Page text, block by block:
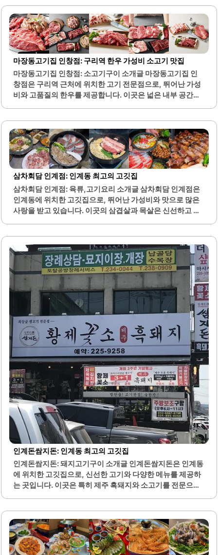
없으며, 가격 또한 합리적이어서 많은 손님들이 만족하고 있
습니다.또한, 밑반찬과 된장밥도 맛있어 고기와 함께 즐기기
에 좋습니다. 사장님과 직원들은 친절하며, 고객을 위한 세심
한 배려가 돋보입니다. 이곳은 예약을 통해 대기 없이 편리하
게 식사를 할 수 있는 점도 장점입니다.특히, 모든 반찬과 냉
면 소스는 사장님이 직접 만드신다고 하여 더욱 신뢰할 수 있
습니다. 홍대장소고기집 본점은 가족, 친구와 함께 방문하기
에 적합한 장소로, 특별한 날의 기념일이나 소중한 모임에 적
합합니다. 고기의 품질과 맛, 그리고..
마장동고기집 인창점: 구리역 한우 가성비 소고기 맛집
마장동고기집 인창점: 소고기구이 소개글 마장동고기집 인
창점은 구리역 근처에 위치한 고기 전문점으로, 뛰어난 가성
비와 고품질의 한우를 제공합니다. 이곳은 넓은 내부 공간을
프바에서 다양한 밑반찬을 즐길 수 있습니다.사장님의 친절
한 서비스는 식사 경험을 더욱 쾌적하게 만들어 주며, 주차 공
간도 마련되어 있어 방문이 용이합니다. 메뉴에는 프리미엄
돼지고기와 한우가 포함되어 있으며, 고기와 함께 제공되는
냉면은 느끼함을 잡아주는 조화로운 맛을 자랑합니다. 고기
를 주문하면 사장님이 직접 썰어 주시며, 고객의 편의를 고려
한 서비스가 돋보입니다.이곳은 고기 질이 뛰어나고 가격이
저렴하여 많은 이들에게 사랑받고 있습니다. 특히, 소주와 맥
주를 저렴한 가격에 제공하여 술을 즐기는 분들에게도 적합
한..
삼차회담 인계점: 인계동 최고의 고깃집
삼차회담 인계점: 육류,고기요리 소개글 삼차회담 인계점은
인계동에 위치한 고깃집으로, 뛰어난 가성비와 맛으로 많은
사랑을 받고 있습니다. 이곳의 삼겹살과 목살은 신선하고 질
담 없이 즐길 수 있습니다.고기는 직원들이 직접 구워주기 때
문에 손님들은 편안하게 식사를 즐길 수 있습니다. 또한, 기본
찬과 사이드 메뉴가 푸짐하게 제공되어 더욱 풍성한 식사를
경험할 수 있습니다. 이곳의 된장찌개는 깊고 진한 맛으로, 많
은 손님들이 극찬하는 메뉴 중 하나입니다.식사 후에는 아이
스크림이나 메로나와 같은 후식이 제공되어, 기분 좋은 마무
리를 할 수 있습니다. 삼차회담 인계점은 깔끔한 실내 환경을
갖추고 있어 가족 단위 손님들도 편안하게 방문할 수 있습니
다. 친절한 직원들의..
인계돈쌈지돈: 인계동 최고의 고깃집
인계돈쌈지돈: 돼지고기구이 소개글 인계돈쌈지돈은 인계동
에 위치한 고깃집으로, 신선한 고기와 다양한 메뉴를 제공하
는 곳입니다. 이곳은 특히 제주 흑돼지와 소고기를 전문으로
주는 서비스가 있어 편리합니다.기본으로 제공되는 계란찜
과 된장찌개는 맛이 좋고, 밑반찬 또한 신선하여 식사를 더욱
풍성하게 만들어 줍니다. 인계돈쌈지돈은 가격 대비 훌륭한
가성비를 자랑하며, 두 명이서 충분히 배부르게 식사하고도